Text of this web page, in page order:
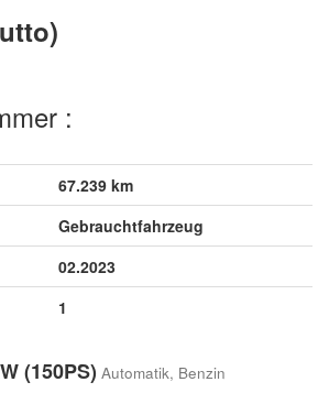
:
67.239 km
Gebrauchtfahrzeug
02.2023
1
(150PS) Automatik, Benzin